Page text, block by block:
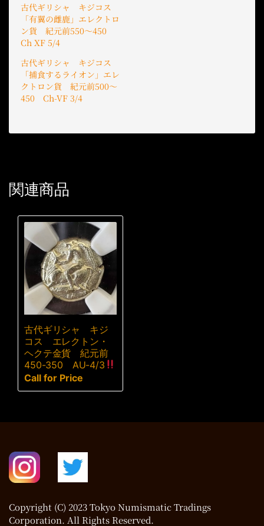
古代ギリシャ キジコス
「有翼の雌鹿」エレクトロ
ン貨 紀元前550〜450
Ch XF 5/4
古代ギリシャ キジコス
「捕食するライオン」エレ
クトロン貨 紀元前500〜
450 Ch-VF 3/4
関連商品
古代ギリシャ キジ
コス エレクトン・
ヘクテ金貨 紀元前
450-350 AU-4/3
Call for Price
Copyright (C) 2023 Tokyo Numismatic Tradings
Corporation. All Rights Reserved.